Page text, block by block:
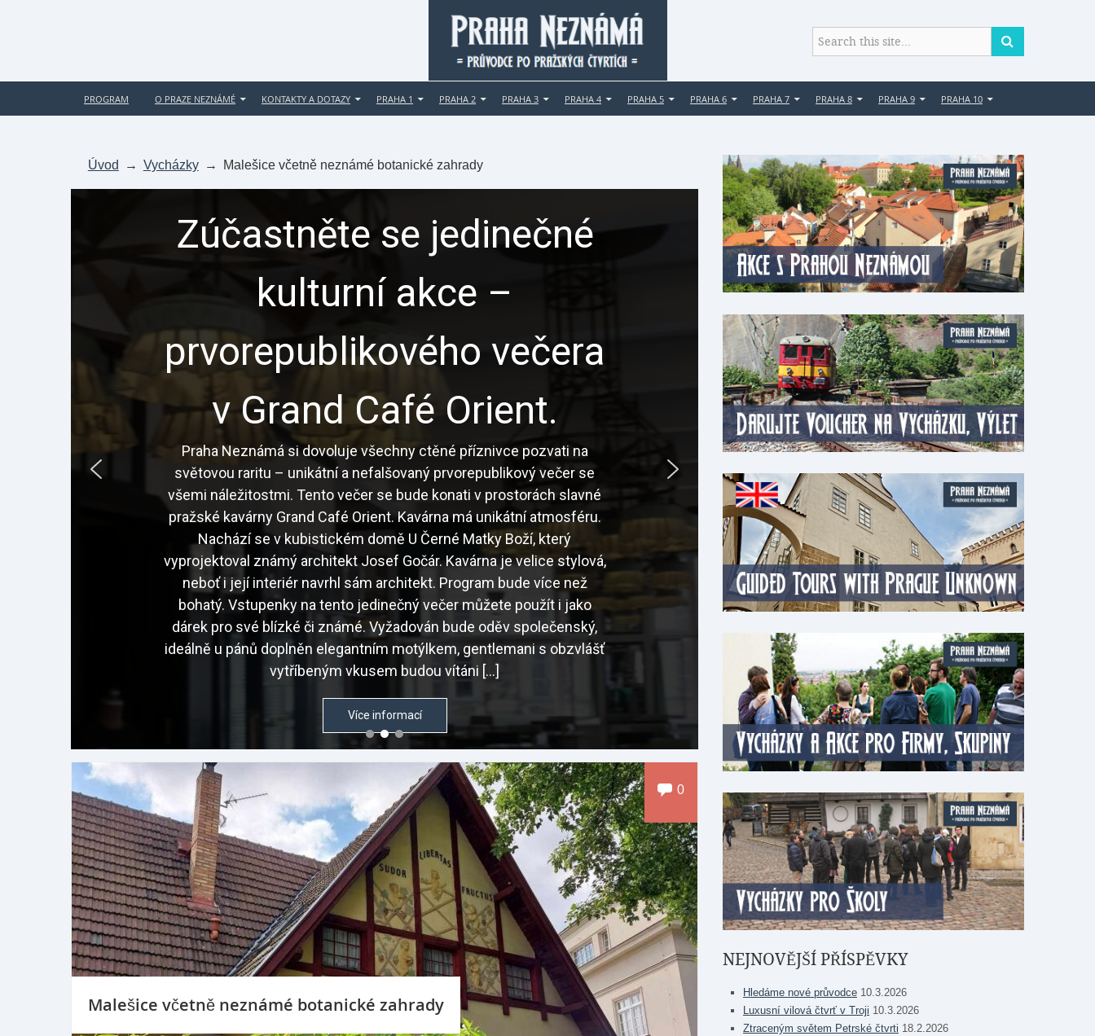
PROGRAM O PRAZE NEZNÁMÉ KONTAKTY A DOTAZY PRAHA 1 PRAHA 2 PRAHA 3 PRAHA 4 PRAHA 5 PRAHA 6 PRAHA 7 PRAHA 8 PRAHA 9 PRAHA 10
Úvod → Vycházky → Malešice včetně neznámé botanické zahrady
Zúčastněte se jedinečné
kulturní akce –
prvorepublikového večera
v Grand Café Orient.
Praha Neznámá si dovoluje všechny ctěné příznivce pozvati na
světovou raritu – unikátní a nefalšovaný prvorepublikový večer se
všemi náležitostmi. Tento večer se bude konati v prostorách slavné
pražské kavárny Grand Café Orient. Kavárna má unikátní atmosféru.
Nachází se v kubistickém domě U Černé Matky Boží, který
vyprojektoval známý architekt Josef Gočár. Kavárna je velice stylová,
neboť i její interiér navrhl sám architekt. Program bude více než
bohatý. Vstupenky na tento jedinečný večer můžete použít i jako
dárek pro své blízké či známé. Vyžadován bude oděv společenský,
ideálně u pánů doplněn elegantním motýlkem, gentlemani s obzvlášť
vytříbeným vkusem budou vítáni […]
Více informací
Malešice včetně neznámé botanické zahrady
0
NEJNOVĚJŠÍ PŘÍSPĚVKY
Hledáme nové průvodce 10.3.2026
Luxusní vilová čtvrť v Troji 10.3.2026
Ztraceným světem Petrské čtvrti 18.2.2026